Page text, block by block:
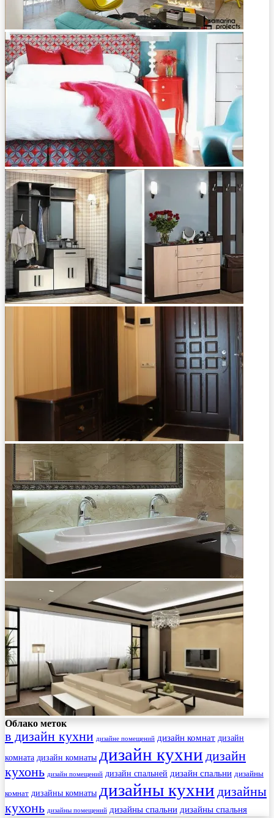
Облако меток
в дизайн кухни дизайне помещений дизайн комнат дизайн
комната дизайн комнаты дизайн кухни дизайн
кухонь дизайн помещений дизайн спальней дизайн спальни дизайны
комнат дизайны комнаты дизайны кухни дизайны
кухонь дизайны помещений дизайны спальни дизайны спальня